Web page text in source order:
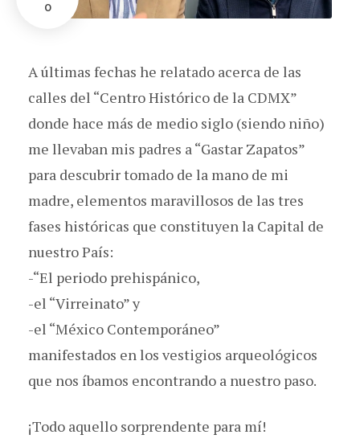
0
A últimas fechas he relatado acerca de las
calles del “Centro Histórico de la CDMX”
donde hace más de medio siglo (siendo niño)
me llevaban mis padres a “Gastar Zapatos”
para descubrir tomado de la mano de mi
madre, elementos maravillosos de las tres
fases históricas que constituyen la Capital de
nuestro País:
-“El periodo prehispánico,
-el “Virreinato” y
-el “México Contemporáneo”
manifestados en los vestigios arqueológicos
que nos íbamos encontrando a nuestro paso.
¡Todo aquello sorprendente para mí!